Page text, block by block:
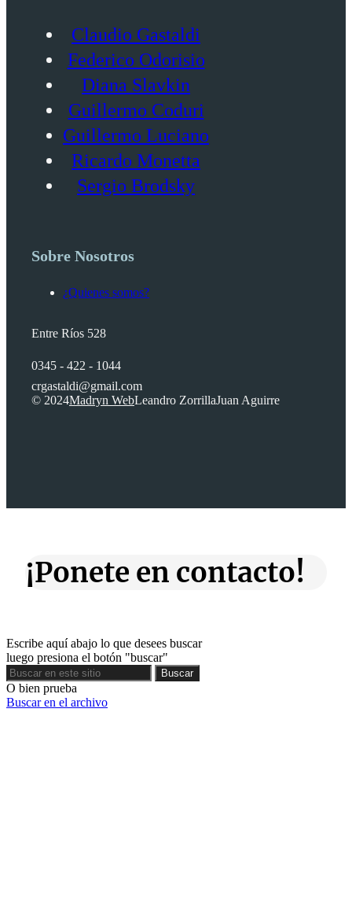
Claudio Gastaldi
Federico Odorisio
Diana Slavkin
Guillermo Coduri
Guillermo Luciano
Ricardo Monetta
Sergio Brodsky
Sobre Nosotros
¿Quienes somos?
Entre Ríos 528
0345 - 422 - 1044
crgastaldi@gmail.com
© 2024Madryn WebLeandro ZorrillaJuan Aguirre
¡Ponete en contacto!
Escribe aquí abajo lo que desees buscar
luego presiona el botón "buscar"
Buscar
Buscar
O bien prueba
Buscar en el archivo